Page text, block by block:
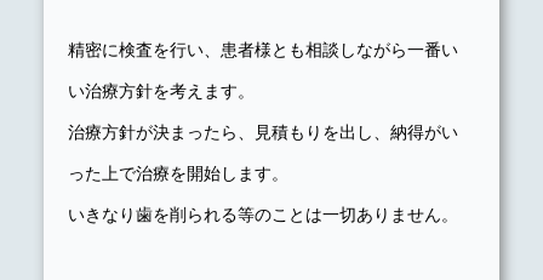
精密に検査を行い、患者様とも相談しながら一番い
い治療方針を考えます。
治療方針が決まったら、見積もりを出し、納得がい
った上で治療を開始します。
いきなり歯を削られる等のことは一切ありません。